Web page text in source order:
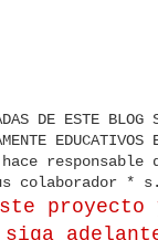
DE ESTE BLOG
EDUCATIVOS
hace
colaborador * s.
proyecto
siga